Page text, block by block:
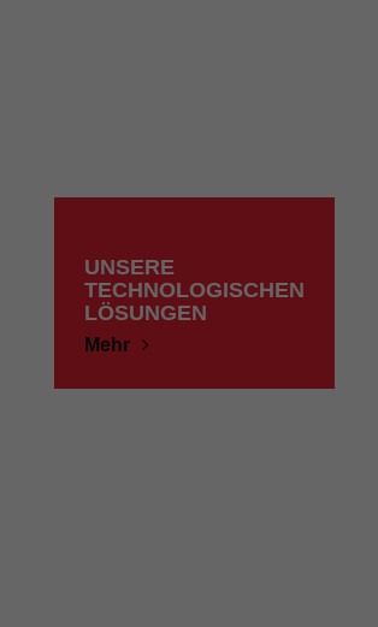
UNSERE
TECHNOLOGISCHEN
LÖSUNGEN
Mehr